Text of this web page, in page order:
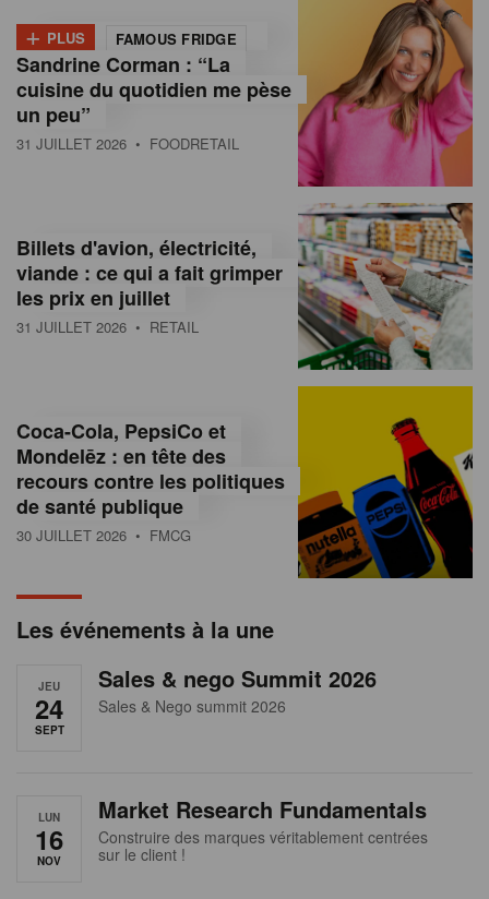
m
a
s
s
u
e
e
a
+ PLUS FAMOUS FRIDGE
Sandrine Corman : “La
cuisine du quotidien me pèse
un peu”
31 JUILLET 2026 • FOODRETAIL
Billets d'avion, électricité,
viande : ce qui a fait grimper
les prix en juillet
31 JUILLET 2026 • RETAIL
Coca-Cola, PepsiCo et
Mondelēz : en tête des
recours contre les politiques
de santé publique
30 JUILLET 2026 • FMCG
Les événements à la une
JEU
24
SEPT
Sales & nego Summit 2026
Sales & Nego summit 2026
LUN
16
NOV
Market Research Fundamentals
Construire des marques véritablement centrées
sur le client !